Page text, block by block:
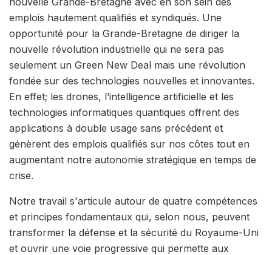
emplois hautement qualifiés et syndiqués. Une
opportunité pour la Grande-Bretagne de diriger la
nouvelle révolution industrielle qui ne sera pas
seulement un Green New Deal mais une révolution
fondée sur des technologies nouvelles et innovantes.
En effet; les drones, l’intelligence artificielle et les
technologies informatiques quantiques offrent des
applications à double usage sans précédent et
génèrent des emplois qualifiés sur nos côtes tout en
augmentant notre autonomie stratégique en temps de
crise.
Notre travail s'articule autour de quatre compétences
et principes fondamentaux qui, selon nous, peuvent
transformer la défense et la sécurité du Royaume-Uni
et ouvrir une voie progressive qui permette aux